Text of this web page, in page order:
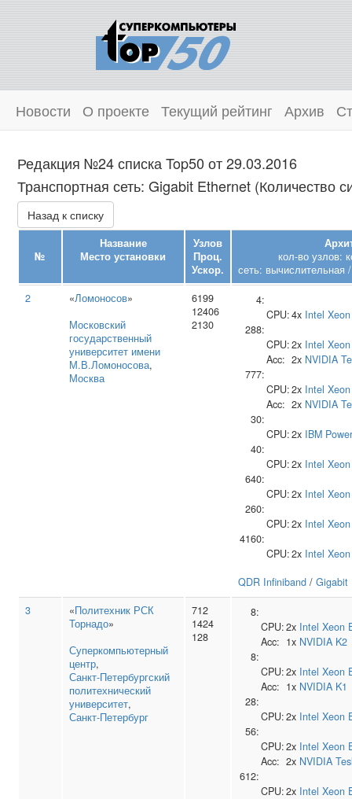
Новости О проекте Текущий рейтинг Архив
Редакция №24 списка Top50 от 29.03.2016
Транспортная сеть: Gigabit Ethernet (Количество
Назад к списку
№
Название
Место установки
Узлов
Проц.
Ускор.
кол-во узлов:
сеть: вычислительная
2
«Ломоносов»
Московский
государственный
университет имени
М.В.Ломоносова,
Москва
6199
12406
2130
4:
CPU:4x Intel
288:
CPU:2x Intel
Acc: 2x NVIDIA
777:
CPU:2x Intel
Acc: 2x NVIDIA
30:
CPU:2x IBM
40:
CPU:2x Intel
640:
CPU:2x Intel
260:
CPU:2x Intel
4160:
CPU:2x Intel
QDR Infiniband / Gigabit
3
«Политехник РСК
Торнадо»
Суперкомпьютерный
центр,
Санкт‑Петербургский
политехнический
университет,
Санкт-Петербург
712
1424
128
8:
CPU:2x Intel Xeon
Acc: 1x NVIDIA K2
8:
CPU:2x Intel Xeon
Acc: 1x NVIDIA K1
28:
CPU:2x Intel Xeon
56:
CPU:2x Intel Xeon
Acc: 2x NVIDIA
612:
CPU:2x Intel Xeon